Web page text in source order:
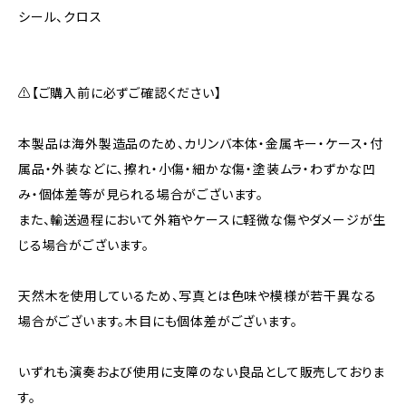
シール、クロス
⚠【ご購入前に必ずご確認ください】
本製品は海外製造品のため、カリンバ本体・金属キー・ケース・付
属品・外装などに、擦れ・小傷・細かな傷・塗装ムラ・わずかな凹
み・個体差等が見られる場合がございます。
また、輸送過程において外箱やケースに軽微な傷やダメージが生
じる場合がございます。
天然木を使用しているため、写真とは色味や模様が若干異なる
場合がございます。木目にも個体差がございます。
いずれも演奏および使用に支障のない良品として販売しておりま
す。